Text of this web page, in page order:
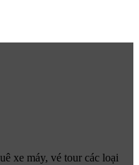
xe máy, vé tour các loại